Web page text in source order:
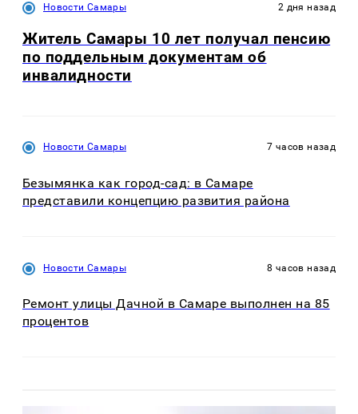
Новости Самары 2 дня назад
Житель Самары 10 лет получал пенсию
по поддельным документам об
инвалидности
Новости Самары 7 часов назад
Безымянка как город-сад: в Самаре
представили концепцию развития района
Новости Самары 8 часов назад
Ремонт улицы Дачной в Самаре выполнен на 85
процентов